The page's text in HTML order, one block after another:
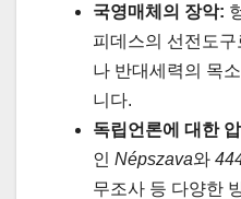
국영매체의 장악:
피데스의 선전도구
나 반대세력의 목
니다.
독립언론에 대한
인 Népszava와
무조사 등 다양한